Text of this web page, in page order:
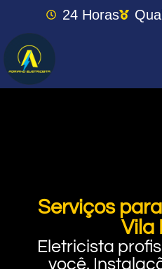
24 Horas
Serviços
Vila
Eletricista
você.